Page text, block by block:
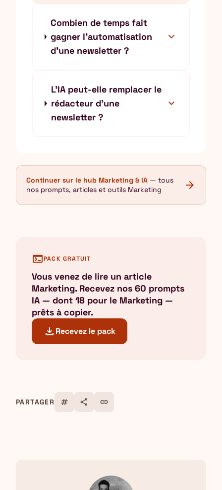
Combien de temps fait
gagner l'automatisation
d'une newsletter ?
expand_more
L'IA peut-elle remplacer le
rédacteur d'une
newsletter ?
expand_more
Continuer sur le hub Marketing & IA — tous
nos prompts, articles et outils Marketing
arrow_forward
terminalPACK GRATUIT
Vous venez de lire un article
Marketing. Recevez nos 60 prompts
IA — dont 18 pour le Marketing —
prêts à copier.
download Recevez le pack
PARTAGER tag share link